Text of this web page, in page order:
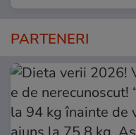
PARTENERI